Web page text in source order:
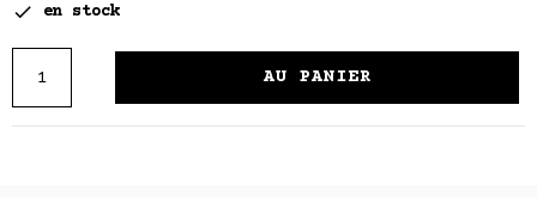
 en stock
AU PANIER